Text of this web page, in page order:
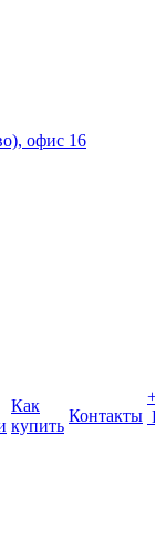
офис 16
Как
купить
Контакты